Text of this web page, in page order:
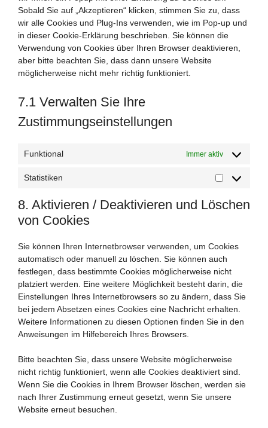
Sobald Sie auf „Akzeptieren“ klicken, stimmen Sie zu, dass
wir alle Cookies und Plug-Ins verwenden, wie im Pop-up und
in dieser Cookie-Erklärung beschrieben. Sie können die
Verwendung von Cookies über Ihren Browser deaktivieren,
aber bitte beachten Sie, dass dann unsere Website
möglicherweise nicht mehr richtig funktioniert.
7.1 Verwalten Sie Ihre
Zustimmungseinstellungen
Funktional Immer aktiv
Statistiken
Statistiken
8. Aktivieren / Deaktivieren und Löschen
von Cookies
Sie können Ihren Internetbrowser verwenden, um Cookies
automatisch oder manuell zu löschen. Sie können auch
festlegen, dass bestimmte Cookies möglicherweise nicht
platziert werden. Eine weitere Möglichkeit besteht darin, die
Einstellungen Ihres Internetbrowsers so zu ändern, dass Sie
bei jedem Absetzen eines Cookies eine Nachricht erhalten.
Weitere Informationen zu diesen Optionen finden Sie in den
Anweisungen im Hilfebereich Ihres Browsers.
Bitte beachten Sie, dass unsere Website möglicherweise
nicht richtig funktioniert, wenn alle Cookies deaktiviert sind.
Wenn Sie die Cookies in Ihrem Browser löschen, werden sie
nach Ihrer Zustimmung erneut gesetzt, wenn Sie unsere
Website erneut besuchen.